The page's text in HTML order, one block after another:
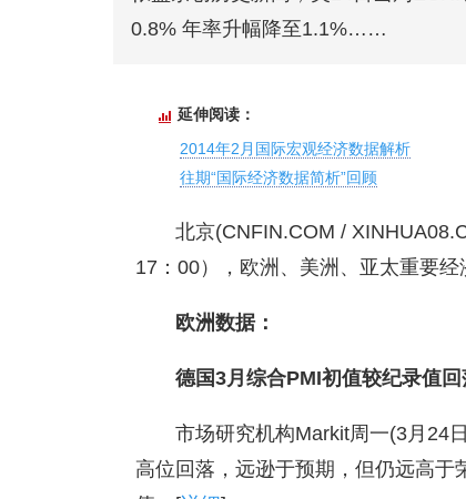
0.8% 年率升幅降至1.1%……
延伸阅读：
2014年2月国际宏观经济数据解析
往期“国际经济数据简析”回顾
北京(CNFIN.COM /
17：00），欧洲、美洲、亚太重要经
欧洲数据：
德国3月综合PMI初值较纪录值回
市场研究机构Markit周一(3月24
高位回落，远逊于预期，但仍远高